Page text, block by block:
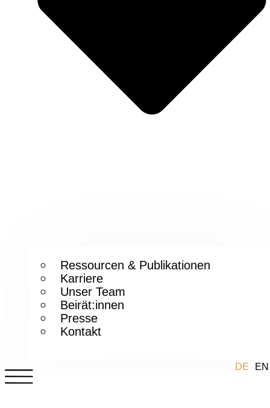
Ressourcen & Publikationen
Karriere
Unser Team
Beirät:innen
Presse
Kontakt
EN
DE